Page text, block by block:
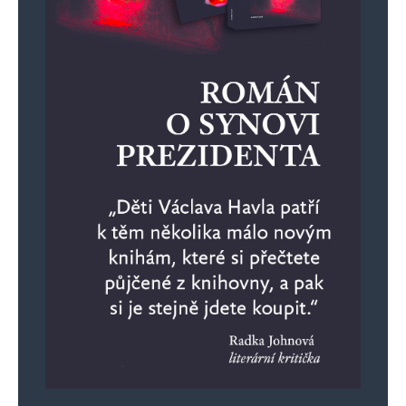
a spolupracovník nacistické tajné služby), R.
Schreiber (bývalý nacista), G. Preissler (bývalý
nacista), H. Schütz (člen SdP), W. Jaksch
(sociální demokrat), R. Reitzner (sociální
demokrat), P. Sladek (duchovní).
Součástí „milých krajanů“ je i organizace
sudetským landsmanšaftem. Citace ze zprávy
českého ministerstva vnitra z roku
2004:,,Pozornost si rovněž zaslouží organizace
sudetoněmeckých nacistů WITIKOBUND, který
v prostředí landsmanšaftu šíří protičeské názory.
Programem organizace je odčinění údajných